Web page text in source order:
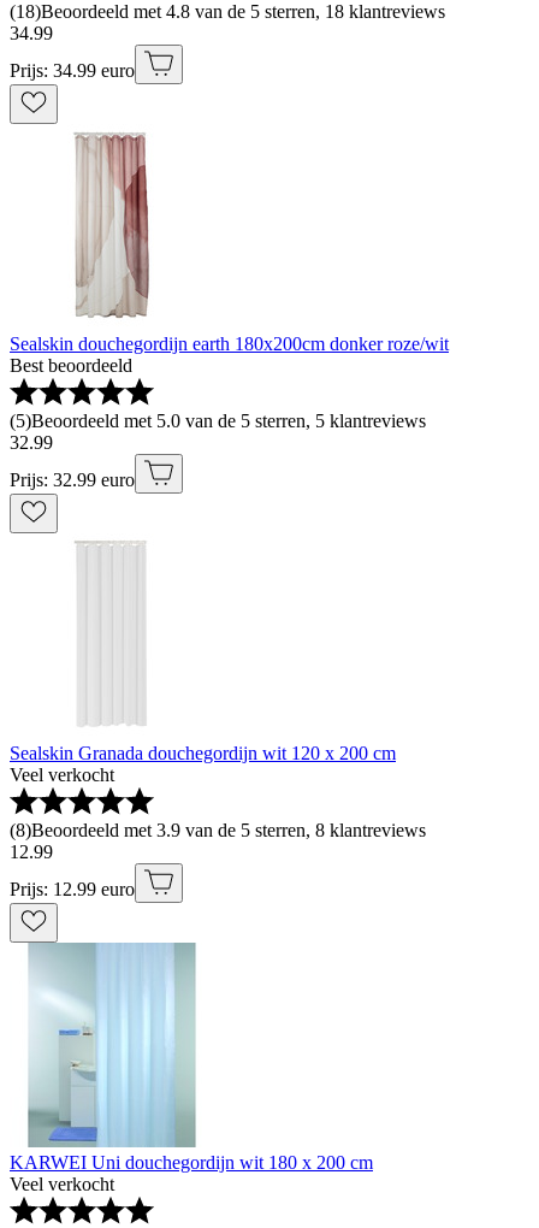
(18)Beoordeeld met 4.8 van de 5 sterren, 18 klantreviews
34.99
Prijs: 34.99 euro
Sealskin douchegordijn earth 180x200cm donker roze/wit
Best beoordeeld
(5)Beoordeeld met 5.0 van de 5 sterren, 5 klantreviews
32.99
Prijs: 32.99 euro
Sealskin Granada douchegordijn wit 120 x 200 cm
Veel verkocht
(8)Beoordeeld met 3.9 van de 5 sterren, 8 klantreviews
12.99
Prijs: 12.99 euro
KARWEI Uni douchegordijn wit 180 x 200 cm
Veel verkocht